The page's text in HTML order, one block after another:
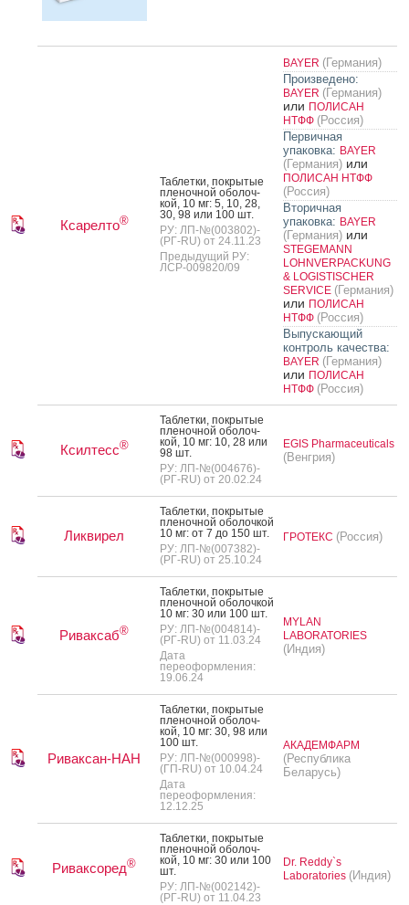
Ксарелто®
Таб­летки, пок­ры­тые
пле­ноч­ной обо­лоч­
кой, 10 мг: 5, 10, 28,
30, 98 или 100 шт.
РУ: ЛП-№(003802)-
(РГ-RU) от 24.11.23
Предыдущий РУ:
ЛСР-009820/09
BAYER (Германия)
Произведено:
BAYER (Германия)
или ПОЛИСАН
НТФФ (Россия)
Первичная
упаковка: BAYER
(Германия) или
ПОЛИСАН НТФФ
(Россия)
Вторичная
упаковка: BAYER
(Германия) или
STEGEMANN
LOHNVERPACKUNG
& LOGISTISCHER
SERVICE (Германия)
или ПОЛИСАН
НТФФ (Россия)
Выпускающий
контроль качества:
BAYER (Германия)
или ПОЛИСАН
НТФФ (Россия)
Ксилтесс®
Таб­летки, пок­ры­тые
пле­ноч­ной обо­лоч­
кой, 10 мг: 10, 28 или
98 шт.
РУ: ЛП-№(004676)-
(РГ-RU) от 20.02.24
EGIS Pharmaceuticals
(Венгрия)
Ликвирел
Таб­летки, пок­ры­тые
пле­ноч­ной обо­лоч­кой
10 мг: от 7 до 150 шт.
РУ: ЛП-№(007382)-
(РГ-RU) от 25.10.24
ГРОТЕКС (Россия)
Риваксаб®
Таб­летки, пок­ры­тые
пле­ноч­ной обо­лоч­кой
10 мг: 30 или 100 шт.
РУ: ЛП-№(004814)-
(РГ-RU) от 11.03.24
Дата
переоформления:
19.06.24
MYLAN
LABORATORIES
(Индия)
Риваксан-НАН
Таб­летки, пок­ры­тые
пле­ноч­ной обо­лоч­
кой, 10 мг: 30, 98 или
100 шт.
РУ: ЛП-№(000998)-
(ГП-RU) от 10.04.24
Дата
переоформления:
12.12.25
АКАДЕМФАРМ
(Республика
Беларусь)
Риваксоред®
Таб­летки, пок­ры­тые
пле­ноч­ной обо­лоч­
кой, 10 мг: 30 или 100
шт.
РУ: ЛП-№(002142)-
(РГ-RU) от 11.04.23
Dr. Reddy`s
Laboratories (Индия)